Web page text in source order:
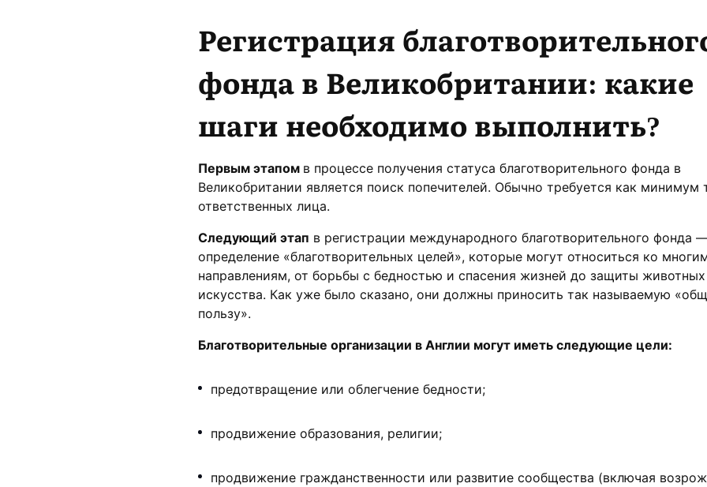
Регистрация
фонда в Великобритании: какие
шаги необходимо выполнить?
Первым этапом в процессе получения статуса благотворительного фонда в
Великобритании является поиск попечителей. Обычно требуется как минимум
ответственных лица.
Следующий этап в регистрации международного благотворительного фонда
определение «благотворительных целей», которые могут относиться ко
направлениям, от борьбы с бедностью и спасения жизней до защиты
искусства. Как уже было сказано, они должны приносить так называемую
пользу».
Благотворительные организации в Англии могут иметь следующие цели:
предотвращение или облегчение бедности;
продвижение образования, религии;
продвижение гражданственности или развитие сообщества (включая